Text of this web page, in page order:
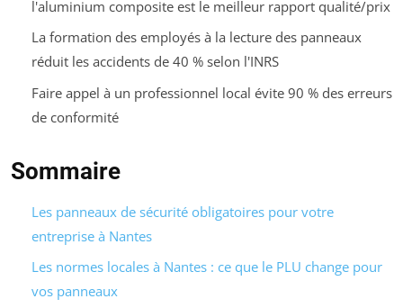
l'aluminium composite est le meilleur rapport qualité/prix
La formation des employés à la lecture des panneaux
réduit les accidents de 40 % selon l'INRS
Faire appel à un professionnel local évite 90 % des erreurs
de conformité
Sommaire
Les panneaux de sécurité obligatoires pour votre
entreprise à Nantes
Les normes locales à Nantes : ce que le PLU change pour
vos panneaux